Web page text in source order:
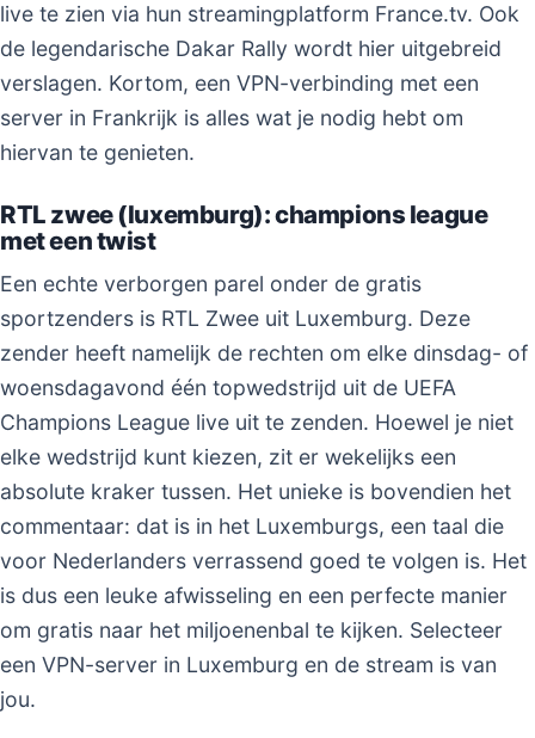
live te zien via hun streamingplatform France.tv. Ook
de legendarische Dakar Rally wordt hier uitgebreid
verslagen. Kortom, een VPN-verbinding met een
server in Frankrijk is alles wat je nodig hebt om
hiervan te genieten.
RTL zwee (luxemburg): champions league
met een twist
Een echte verborgen parel onder de gratis
sportzenders is RTL Zwee uit Luxemburg. Deze
zender heeft namelijk de rechten om elke dinsdag- of
woensdagavond één topwedstrijd uit de UEFA
Champions League live uit te zenden. Hoewel je niet
elke wedstrijd kunt kiezen, zit er wekelijks een
absolute kraker tussen. Het unieke is bovendien het
commentaar: dat is in het Luxemburgs, een taal die
voor Nederlanders verrassend goed te volgen is. Het
is dus een leuke afwisseling en een perfecte manier
om gratis naar het miljoenenbal te kijken. Selecteer
een VPN-server in Luxemburg en de stream is van
jou.